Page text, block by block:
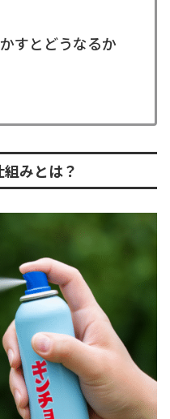
すとどうなるか
みとは？